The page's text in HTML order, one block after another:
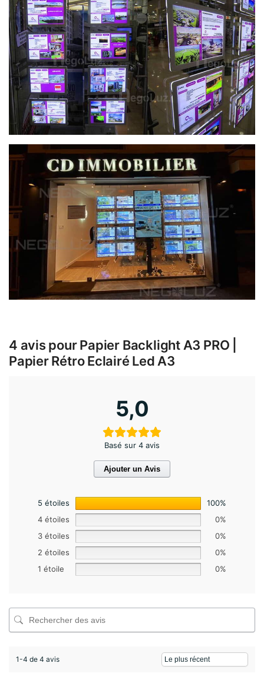
4 avis pourPapier Backlight A3 PRO |
Papier Rétro Eclairé Led A3
5,0
Basé sur 4 avis
Ajouter un Avis
5 étoiles
100%
4 étoiles
0%
3 étoiles
0%
2 étoiles
0%
1 étoile
0%
1-4 de 4 avis